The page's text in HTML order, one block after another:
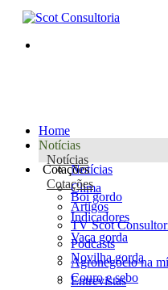
Home
Notícias
Notícias
Notícias
Clima
Artigos
TV Scot
Podcasts
Agronegócio na
Entrevistas
Cotações
Cotações
Boi gordo
Indicadores
Vaca gorda
Novilha gorda
Couro e sebo